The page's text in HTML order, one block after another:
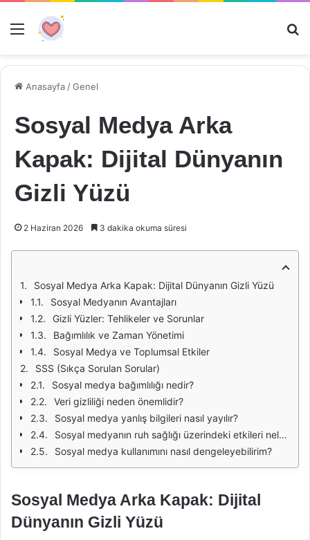
Menü
Anasayfa /Genel
Sosyal Medya Arka
Kapak: Dijital Dünyanın
Gizli Yüzü
2 Haziran 2026 3 dakika okuma süresi
Sosyal Medya Arka Kapak: Dijital Dünyanın Gizli Yüzü
Sosyal Medyanın Avantajları
Gizli Yüzler: Tehlikeler ve Sorunlar
Bağımlılık ve Zaman Yönetimi
Sosyal Medya ve Toplumsal Etkiler
SSS (Sıkça Sorulan Sorular)
Sosyal medya bağımlılığı nedir?
Veri gizliliği neden önemlidir?
Sosyal medya yanlış bilgileri nasıl yayılır?
Sosyal medyanın ruh sağlığı üzerindeki etkileri nelerdir?
Sosyal medya kullanımını nasıl dengeleyebilirim?
Sosyal Medya Arka Kapak: Dijital
Dünyanın Gizli Yüzü